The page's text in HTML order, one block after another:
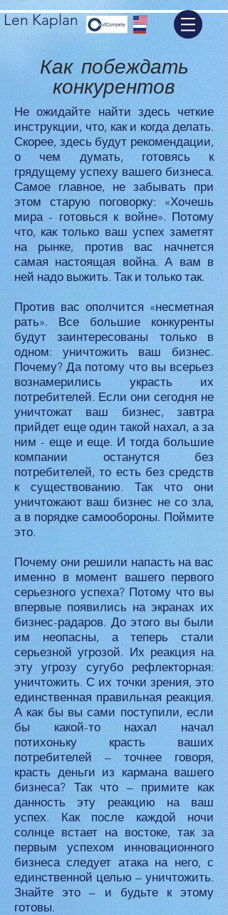
Len Kaplan
Как побеждать
конкурентов
Не ожидайте найти здесь четкие
инструкции, что, как и когда делать.
Скорее, здесь будут рекомендации,
о чем думать, готовясь к
грядущему успеху вашего бизнеса.
Самое главное, не забывать при
этом старую поговорку: «Хочешь
мира - готовься к войне». Потому
что, как только ваш успех заметят
на рынке, против вас начнется
самая настоящая война. А вам в
ней надо выжить. Так и только так.
Против вас ополчится «несметная
рать». Все большие конкуренты
будут заинтересованы только в
одном: уничтожить ваш бизнес.
Почему? Да потому что вы всерьез
вознамерились украсть их
потребителей. Если они сегодня не
уничтожат ваш бизнес, завтра
прийдет еще один такой нахал, а за
ним - еще и еще. И тогда большие
компании останутся без
потребителей, то есть без средств
к существованию. Так что они
уничтожают ваш бизнес не со зла,
а в порядке самообороны. Поймите
это.
Почему они решили напасть на вас
именно в момент вашего первого
серьезного успеха? Потому что вы
впервые появились на экранах их
бизнес-радаров. До этого вы были
им неопасны, а теперь стали
серьезной угрозой. Их реакция на
эту угрозу сугубо рефлекторная:
уничтожить. С их точки зрения, это
единственная правильная реакция.
А как бы вы сами поступили, если
бы какой-то нахал начал
потихоньку красть ваших
потребителей – точнее говоря,
красть деньги из кармана вашего
бизнеса? Так что – примите как
данность эту реакцию на ваш
успех. Как после каждой ночи
солнце встает на востоке, так за
первым успехом инновационного
бизнеса следует атака на него, с
единственной целью – уничтожить.
Знайте это – и будьте к этому
готовы.